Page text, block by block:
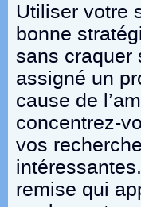
Utiliser votre
bonne
sans craquer
assigné un
cause de
concentrez-
vos
remise qui